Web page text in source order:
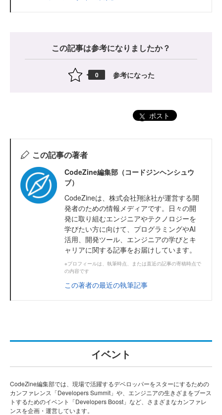
この記事は参考になりましたか？
0 参考になった
ポスト
この記事の著者
CodeZine編集部（コードジンヘンシュウ
ブ）
CodeZineは、株式会社翔泳社が運営する開
発者のための情報メディアです。日々の開
発に取り組むエンジニアやテクノロジーを
学びたい方に向けて、プログラミングやAI
活用、開発ツール、エンジニアの学びとキ
ャリアに関する記事をお届けしています。
※プロフィールは、執筆時点、または直近の記事の寄稿時点で
の内容です
この著者の最近の執筆記事
イベント
CodeZine編集部では、現場で活躍するデベロッパーをスターにするための
カンファレンス「Developers Summit」や、エンジニアの生きざまをブース
トするためのイベント「Developers Boost」など、さまざまなカンファレ
ンスを企画・運営しています。